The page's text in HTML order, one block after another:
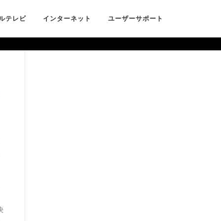
テレビ インターネット ユーザーサポート